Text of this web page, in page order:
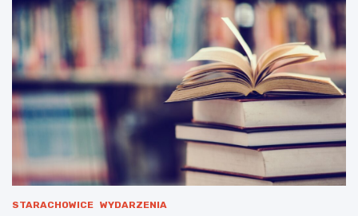
STARACHOWICE WYDARZENIA